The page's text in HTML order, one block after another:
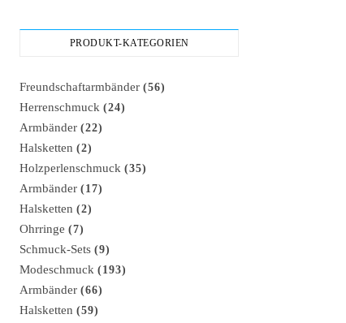
PRODUKT-KATEGORIEN
Freundschaftarmbänder (56)
Herrenschmuck (24)
Armbänder (22)
Halsketten (2)
Holzperlenschmuck (35)
Armbänder (17)
Halsketten (2)
Ohrringe (7)
Schmuck-Sets (9)
Modeschmuck (193)
Armbänder (66)
Halsketten (59)